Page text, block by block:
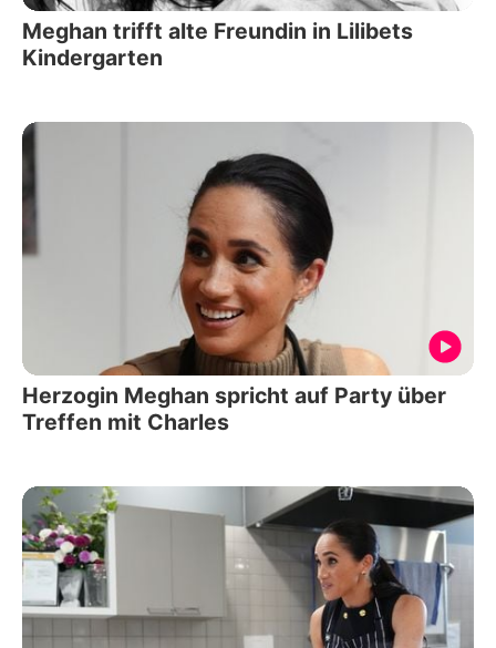
Meghan trifft alte Freundin in Lilibets
Kindergarten
Herzogin Meghan spricht auf Party über
Treffen mit Charles